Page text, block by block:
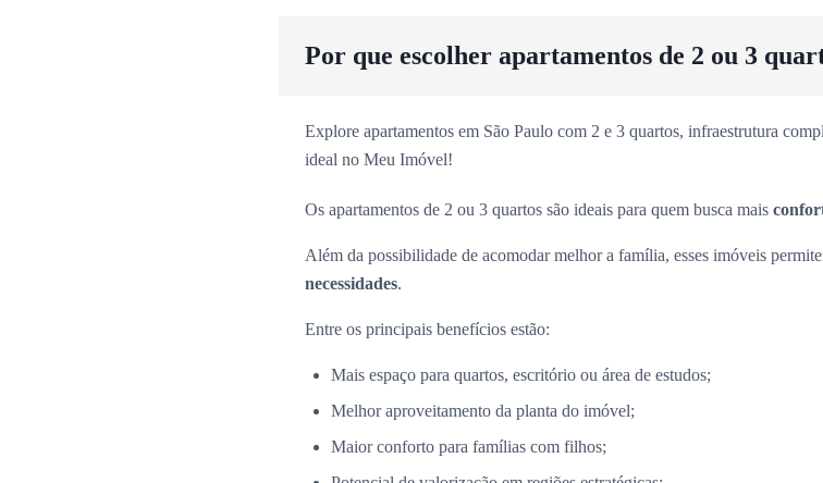
Por que escolher apartamentos de 2 ou 3
Explore apartamentos em São Paulo com 2 e 3 quartos, infraestrutura
ideal no Meu Imóvel!
Os apartamentos de 2 ou 3 quartos são ideais para quem busca mais
Além da possibilidade de acomodar melhor a família, esses imóveis
necessidades.
Entre os principais benefícios estão:
Mais espaço para quartos, escritório ou área de estudos;
Melhor aproveitamento da planta do imóvel;
Maior conforto para famílias com filhos;